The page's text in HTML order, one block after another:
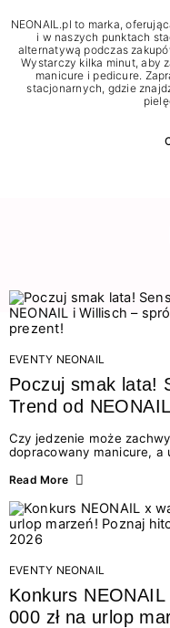
NEONAIL.pl to marka,
i w naszych punktach
alternatywą podczas
Wystarczy kilka minut, aby
manicure i pedicure.
stacjonarnych, gdzie
EVENTY NEONAIL
Poczuj smak lata!
Trend od
nowych lodów i
Czy jedzenie może
dopracowany manicure, a
świata beauty i
zmysłami: przez
orzeźwiający zapach i
NEONAIL łączy siły z
na styku jedzenia i
Read More
EVENTY NEONAIL
Konkurs
000 zł na urlop